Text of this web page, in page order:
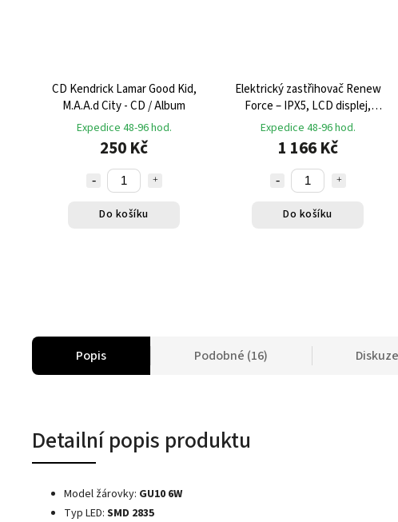
CD Kendrick Lamar Good Kid,
M.A.A.d City - CD / Album
Expedice 48-96 hod.
250 Kč
Do košíku
Elektrický zastřihovač Renew
Force – IPX5, LCD displej,
vestavěná svítilna, 4 nástavce,
USB nabíjení
Expedice 48-96 hod.
1 166 Kč
Do košíku
Popis Podobné (16) Diskuze
Detailní popis produktu
Model žárovky: GU10 6W
Typ LED: SMD 2835